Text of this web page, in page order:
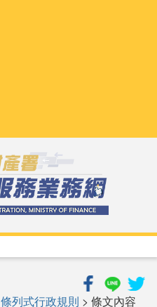
條列式行政規則 > 條文內容